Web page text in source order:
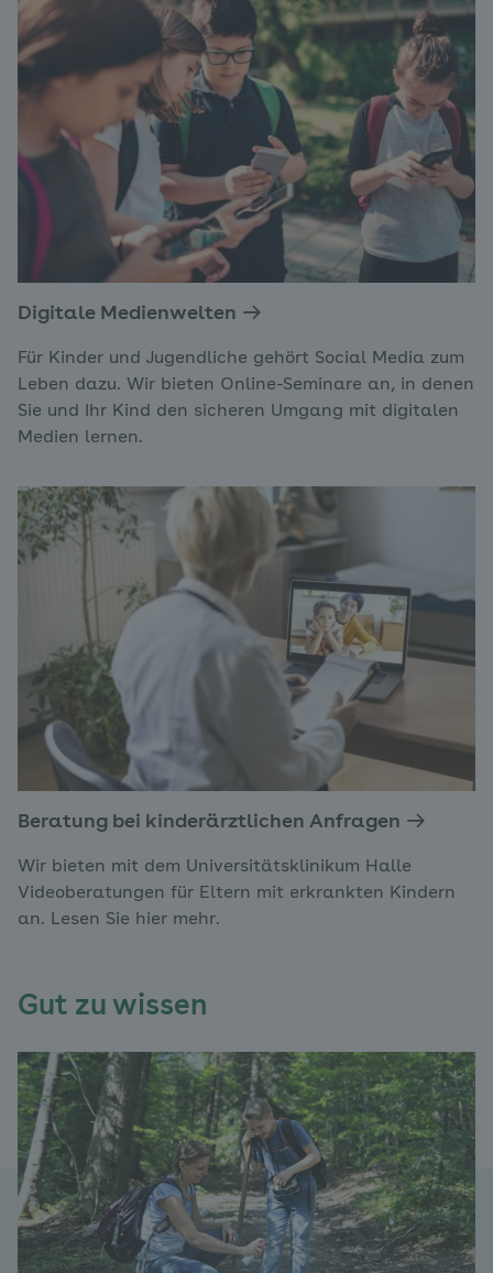
Digitale Medienwelten
Für Kinder und Jugendliche gehört Social Media zum
Leben dazu. Wir bieten Online-Seminare an, in denen
Sie und Ihr Kind den sicheren Umgang mit digitalen
Medien lernen.
Beratung bei kinderärztlichen Anfragen
Wir bieten mit dem Universitätsklinikum Halle
Videoberatungen für Eltern mit erkrankten Kindern
an. Lesen Sie hier mehr.
Gut zu wissen